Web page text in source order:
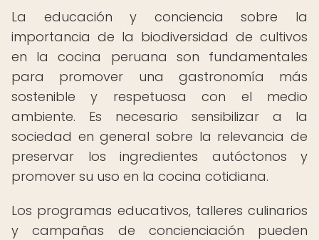
La educación y conciencia sobre la
importancia de la biodiversidad de cultivos
en la cocina peruana son fundamentales
para promover una gastronomía más
sostenible y respetuosa con el medio
ambiente. Es necesario sensibilizar a la
sociedad en general sobre la relevancia de
preservar los ingredientes autóctonos y
promover su uso en la cocina cotidiana.
Los programas educativos, talleres culinarios
y campañas de concienciación pueden